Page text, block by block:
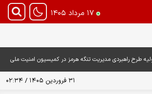
۱۷ مرداد ۱۴۰۵
طرح راهبردی مدیریت تنگه هرمز در کمیسیون امنیت ملی
۳۱ فروردین ۱۴۰۵ / ۰۲:۳۴